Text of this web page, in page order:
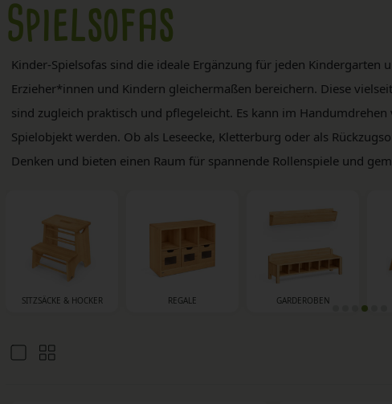
Spielsofas
Kinder-Spielsofas sind die ideale Ergänzung für jeden Kindergarten
Erzieher*innen und Kindern gleichermaßen bereichern. Diese
sind zugleich praktisch und pflegeleicht. Es kann im
Spielobjekt werden. Ob als Leseecke, Kletterburg oder als
Denken und bieten einen Raum für spannende Rollenspiele und
SITZSÄCKE & HOCKER REGALE GARDEROBEN